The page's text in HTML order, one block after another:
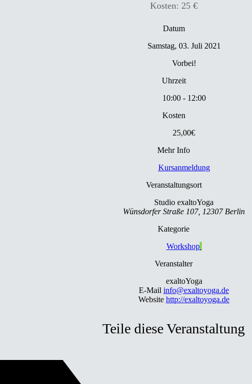
Kosten: 25 €
Datum
Samstag, 03. Juli 2021
Vorbei!
Uhrzeit
10:00 - 12:00
Kosten
25,00€
Mehr Info
Kursanmeldung
Veranstaltungsort
Studio exaltoYoga
Wünsdorfer Straße 107, 12307 Berlin
Kategorie
Workshop
Veranstalter
exaltoYoga
E-Mail info@exaltoyoga.de
Website http://exaltoyoga.de
Teile diese Veranstaltung